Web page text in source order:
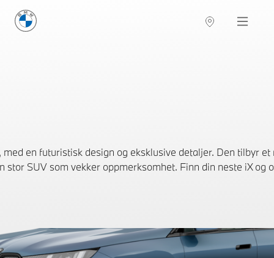
BMW Norge Navigation
en futuristisk design og eksklusive detaljer. Den tilbyr
stor SUV som vekker oppmerksomhet. Finn din neste iX og